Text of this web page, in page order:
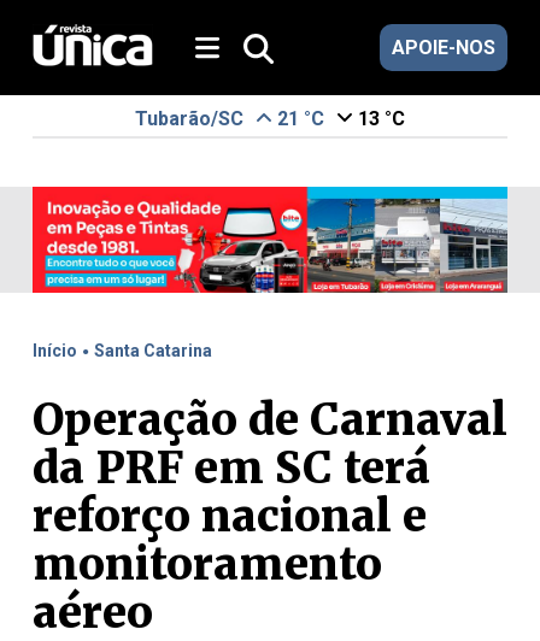
APOIE-NOS
Tubarão/SC 21 °C 13 °C
Início . Santa Catarina
Operação de Carnaval
da PRF em SC terá
reforço nacional e
monitoramento
aéreo